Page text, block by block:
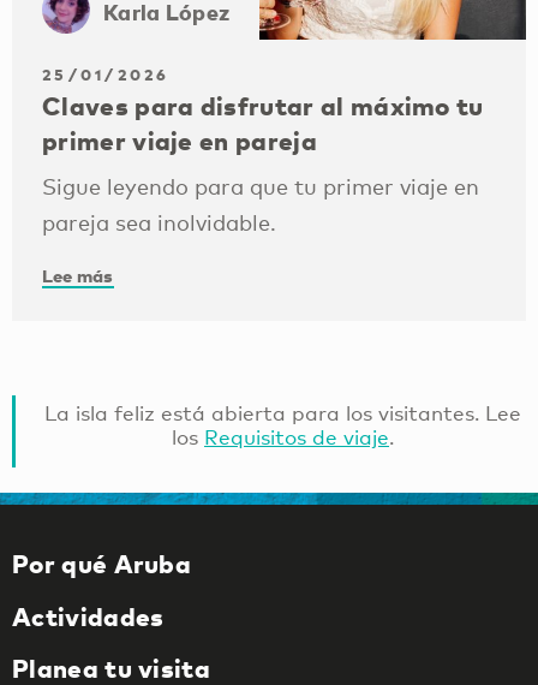
Karla López
25/01/2026
Claves para disfrutar al máximo tu
primer viaje en pareja
Sigue leyendo para que tu primer viaje en
pareja sea inolvidable.
Lee más
La isla feliz está abierta para los visitantes. Lee
los Requisitos de viaje.
Por qué Aruba
Actividades
Planea tu visita